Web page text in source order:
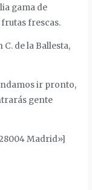
gama de
frutas frescas.
C. de la Ballesta,
ir pronto,
gente
Madrid»]